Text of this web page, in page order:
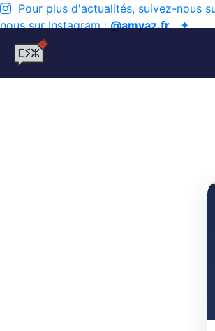
Pour plus d'actualités, suivez-nous
nous sur Instagram :@amyaz.fr✦